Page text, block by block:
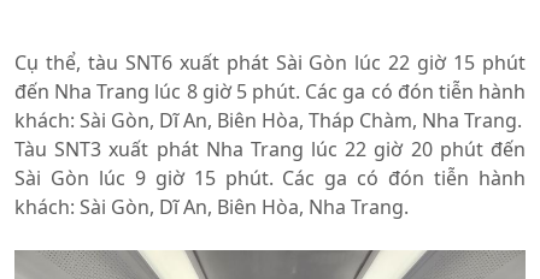
Cụ thể, tàu SNT6 xuất phát Sài Gòn lúc 22 giờ 15 phút
đến Nha Trang lúc 8 giờ 5 phút. Các ga có đón tiễn hành
khách: Sài Gòn, Dĩ An, Biên Hòa, Tháp Chàm, Nha Trang.
Tàu SNT3 xuất phát Nha Trang lúc 22 giờ 20 phút đến
Sài Gòn lúc 9 giờ 15 phút. Các ga có đón tiễn hành
khách: Sài Gòn, Dĩ An, Biên Hòa, Nha Trang.